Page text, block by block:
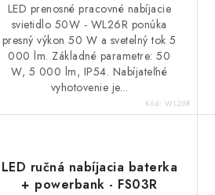
LED prenosné pracovné nabíjacie
svietidlo 50W - WL26R ponúka
presný výkon 50 W a svetelný tok 5
000 lm. Základné parametre: 50
W, 5 000 lm, IP54. Nabíjateľné
vyhotovenie je...
Kód:WL26R
LED ručná nabíjacia baterka
+ powerbank - FS03R